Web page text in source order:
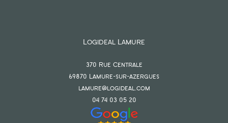
Logideal Lamure
370 Rue Centrale
69870 lamure-sur-azergues
lamure@logideal.com
04 74 03 05 20